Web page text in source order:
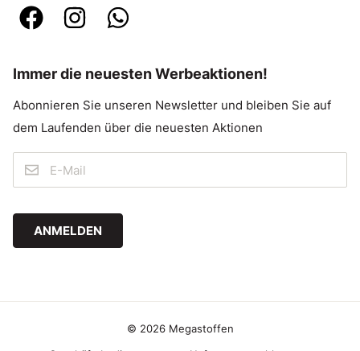
Immer die neuesten Werbeaktionen!
Abonnieren Sie unseren Newsletter und bleiben Sie auf
dem Laufenden über die neuesten Aktionen
ANMELDEN
© 2026 Megastoffen